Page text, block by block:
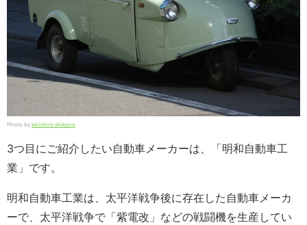
Photo by keiichiro shikano
3つ目にご紹介したい自動車メーカーは、「明和自動車工
業」です。
明和自動車工業は、太平洋戦争後に存在した自動車メーカ
ーで、太平洋戦争で「紫電改」などの戦闘機を生産してい